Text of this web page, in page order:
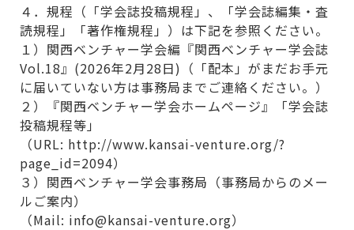
４．規程（「学会誌投稿規程」、「学会誌編集・査
読規程」「著作権規程」）は下記を参照ください。
１）関西ベンチャー学会編『関西ベンチャー学会誌
Vol.18』(2026年2月28日)（「配本」がまだお手元
に届いていない方は事務局までご連絡ください。）
２）『関西ベンチャー学会ホームページ』「学会誌
投稿規程等」
（URL: http://www.kansai-venture.org/?
page_id=2094）
３）関西ベンチャー学会事務局（事務局からのメー
ルご案内）
（Mail: info@kansai-venture.org）